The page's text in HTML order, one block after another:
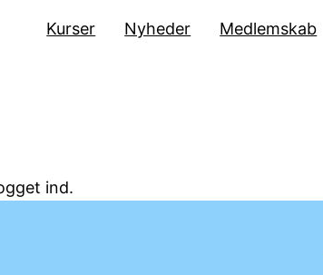
Kurser Nyheder Medlemskab
ind.